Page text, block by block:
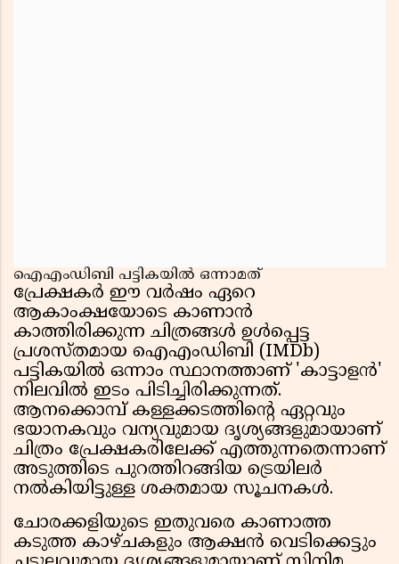
ഐഎംഡിബി പട്ടികയിൽ ഒന്നാമത്
പ്രേക്ഷകർ ഈ വർഷം ഏറെ
ആകാംക്ഷയോടെ കാണാൻ
കാത്തിരിക്കുന്ന ചിത്രങ്ങൾ ഉൾപ്പെട്ട
പ്രശസ്തമായ ഐഎംഡിബി (IMDb)
പട്ടികയിൽ ഒന്നാം സ്ഥാനത്താണ് 'കാട്ടാളൻ'
നിലവിൽ ഇടം പിടിച്ചിരിക്കുന്നത്.
ആനക്കൊമ്പ് കള്ളക്കടത്തിൻ്റെ ഏറ്റവും
ഭയാനകവും വന്യവുമായ ദൃശ്യങ്ങളുമായാണ്
ചിത്രം പ്രേക്ഷകരിലേക്ക് എത്തുന്നതെന്നാണ്
അടുത്തിടെ പുറത്തിറങ്ങിയ ട്രെയിലർ
നൽകിയിട്ടുള്ള ശക്തമായ സൂചനകൾ.
ചോരക്കളിയുടെ ഇതുവരെ കാണാത്ത
കടുത്ത കാഴ്ചകളും ആക്ഷൻ വെടിക്കെട്ടും